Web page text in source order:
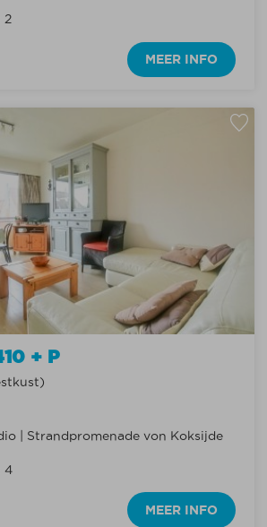
2
MEER INFO
+ P
| Strandpromenade von Koksijde
4
MEER INFO